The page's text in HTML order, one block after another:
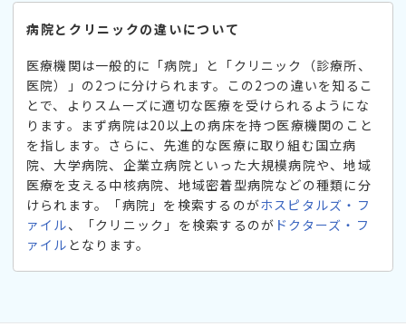
病院とクリニックの違いについて
医療機関は一般的に「病院」と「クリニック（診療所、
医院）」の2つに分けられます。この2つの違いを知るこ
とで、よりスムーズに適切な医療を受けられるようにな
ります。まず病院は20以上の病床を持つ医療機関のこと
を指します。さらに、先進的な医療に取り組む国立病
院、大学病院、企業立病院といった大規模病院や、地域
医療を支える中核病院、地域密着型病院などの種類に分
けられます。「病院」を検索するのがホスピタルズ・フ
ァイル、「クリニック」を検索するのが ドクターズ・フ
ァイル となります。